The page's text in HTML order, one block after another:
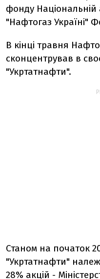
фонду Національній
"Нафтогаз Україні"
В кінці травня
сконцентрував в
"Укртатнафти".
Станом на початок
"Укртатнафти"
28% акцій -